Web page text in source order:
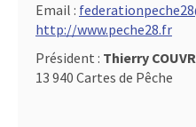
Email :
http://www.peche28.fr
Président : Thierry
13 940 Cartes de Pêche